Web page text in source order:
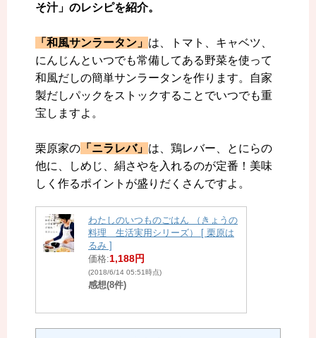
そ汁」のレシピを紹介。
「和風サンラータン」 は、トマト、キャベツ、
にんじんといつでも常備してある野菜を使って
和風だしの簡単サンラータンを作ります。自家
製だしパックをストックすることでいつでも重
宝しますよ。
栗原家の 「ニラレバ」 は、鶏レバー、とにらの
他に、しめじ、絹さやを入れるのが定番！美味
しく作るポイントが盛りだくさんですよ。
わたしのいつものごはん （きょうの
料理 生活実用シリーズ） [ 栗原は
るみ ]
価格:1,188円
(2018/6/14 05:51時点)
感想(8件)